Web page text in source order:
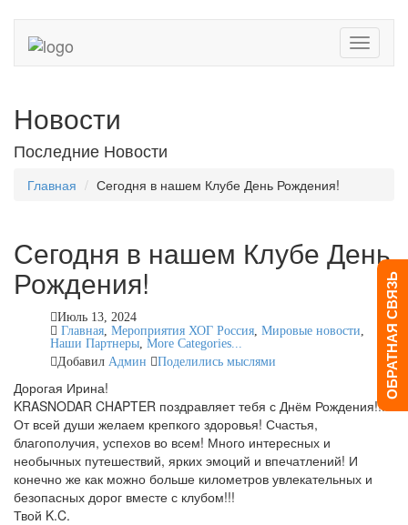
Toggle
Новости
Последние Новости
Главная Сегодня в нашем Клубе День Рождения!
Сегодня в нашем Клубе День
Рождения!
Июль 13, 2024
Главная, Мероприятия ХОГ Россия, Мировые новости,
Наши Партнеры, More Categories...
Добавил Админ Поделились мыслями
Дорогая Ирина!
KRASNODAR CHAPTER поздравляет тебя с Днём Рождения!!!
От всей души желаем крепкого здоровья! Счастья,
благополучия, успехов во всем! Много интересных и
необычных путешествий, ярких эмоций и впечатлений! И
конечно же как можно больше километров увлекательных и
безопасных дорог вместе с клубом!!!
Твой K.C.
ОБРАТНАЯ СВЯЗЬ